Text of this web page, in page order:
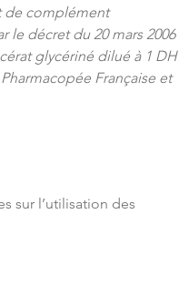
de complément
le décret du 20 mars 2006
glycériné dilué à 1 DH
Française et
sur l’utilisation des